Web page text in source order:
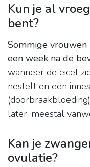
Kun je al
bent?
Sommige
een week na de
wanneer de eicel
nestelt en een
later, meestal
Kan je
ovulatie?